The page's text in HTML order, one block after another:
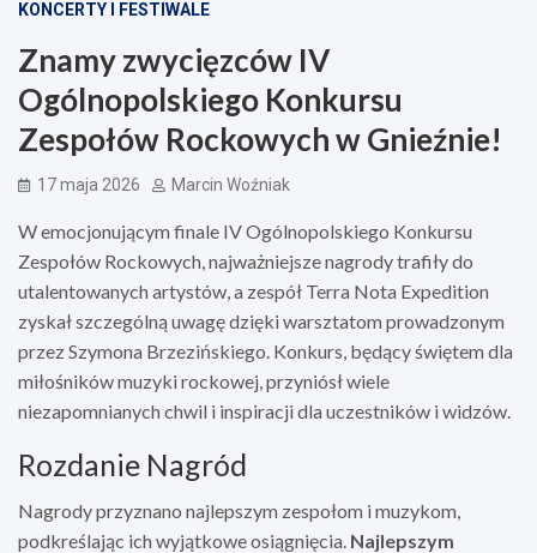
KONCERTY I FESTIWALE
Znamy zwycięzców IV
Ogólnopolskiego Konkursu
Zespołów Rockowych w Gnieźnie!
17 maja 2026 Marcin Woźniak
W emocjonującym finale IV Ogólnopolskiego Konkursu
Zespołów Rockowych, najważniejsze nagrody trafiły do
utalentowanych artystów, a zespół Terra Nota Expedition
zyskał szczególną uwagę dzięki warsztatom prowadzonym
przez Szymona Brzezińskiego. Konkurs, będący świętem dla
miłośników muzyki rockowej, przyniósł wiele
niezapomnianych chwil i inspiracji dla uczestników i widzów.
Rozdanie Nagród
Nagrody przyznano najlepszym zespołom i muzykom,
podkreślając ich wyjątkowe osiągnięcia. Najlepszym